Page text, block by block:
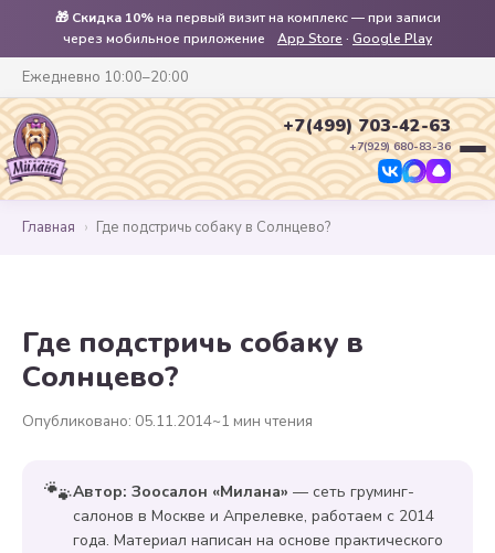
🎁 Скидка 10%на первый визит на комплекс — при записи
через мобильное приложение
App Store · Google Play
Ежедневно 10:00–20:00
+7(499) 703-42-63
+7(929) 680-83-36
Главная › Где подстричь собаку в Солнцево?
Где подстричь собаку в
Солнцево?
Опубликовано: 05.11.2014~1 мин чтения
🐾Автор: Зоосалон «Милана» — сеть груминг-
салонов в Москве и Апрелевке, работаем с 2014
года. Материал написан на основе практического